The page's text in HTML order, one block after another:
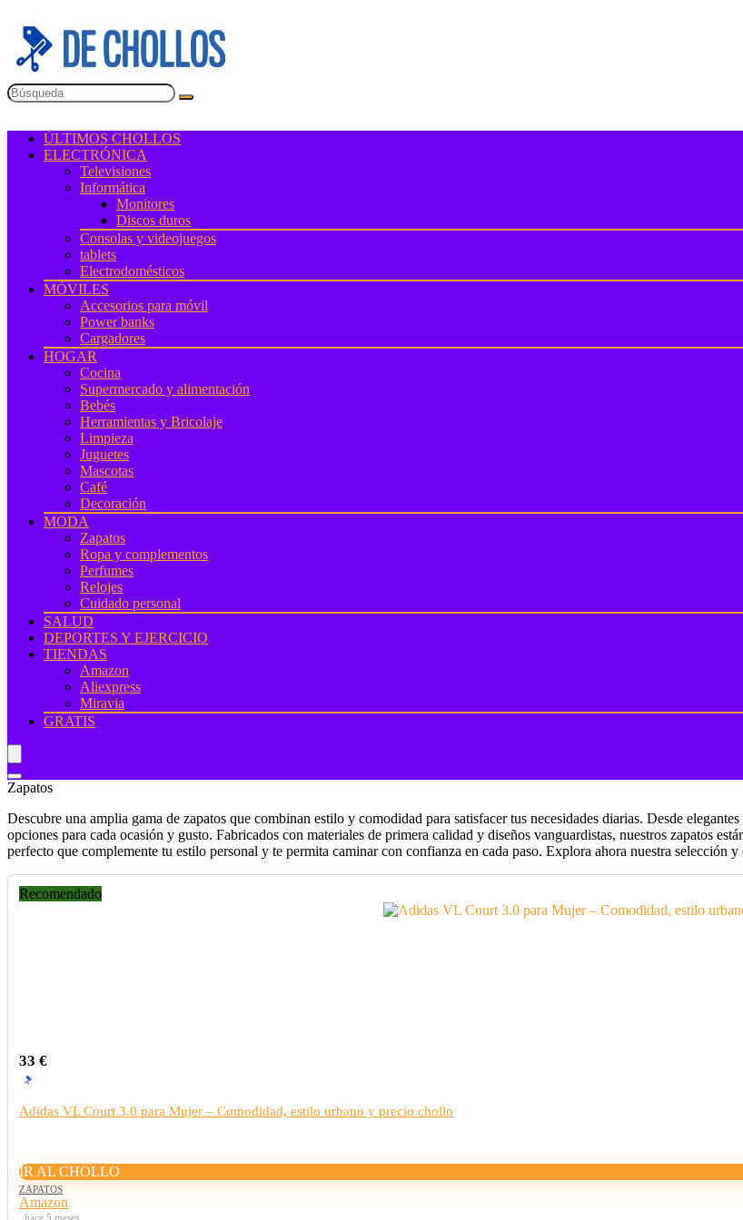
ÚLTIMOS CHOLLOS
ELECTRÓNICA
Televisiones
Informática
Monitores
Discos duros
Consolas y videojuegos
tablets
Electrodomésticos
MÓVILES
Accesorios para móvil
Power banks
Cargadores
HOGAR
Cocina
Supermercado y alimentación
Bebés
Herramientas y Bricolaje
Limpieza
Juguetes
Mascotas
Café
Decoración
MODA
Zapatos
Ropa y complementos
Perfumes
Relojes
Cuidado personal
SALUD
DEPORTES Y EJERCICIO
TIENDAS
Amazon
Aliexpress
Miravia
GRATIS
Zapatos
Descubre una amplia gama de zapatos que combinan estilo y comodidad para satisfacer tus necesidades diarias. Desde
opciones para cada ocasión y gusto. Fabricados con materiales de primera calidad y diseños vanguardistas, nuestros zapatos
perfecto que complemente tu estilo personal y te permita caminar con confianza en cada paso. Explora ahora nuestra selección
Recomendado
33 €
Adidas VL Court 3.0 para Mujer – Comodidad, estilo urbano y precio chollo
IR AL CHOLLO
ZAPATOS
Amazon
hace 5 meses